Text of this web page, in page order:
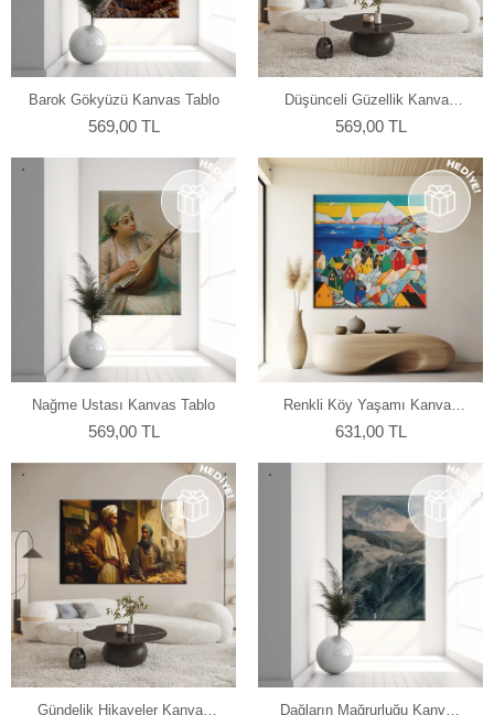
Barok Gökyüzü Kanvas Tablo
569,00 TL
Düşünceli Güzellik Kanvas
Tablo
569,00 TL
Nağme Ustası Kanvas Tablo
569,00 TL
Renkli Köy Yaşamı Kanvas
Tablo
631,00 TL
Gündelik Hikayeler Kanvas
Dağların Mağrurluğu Kanvas